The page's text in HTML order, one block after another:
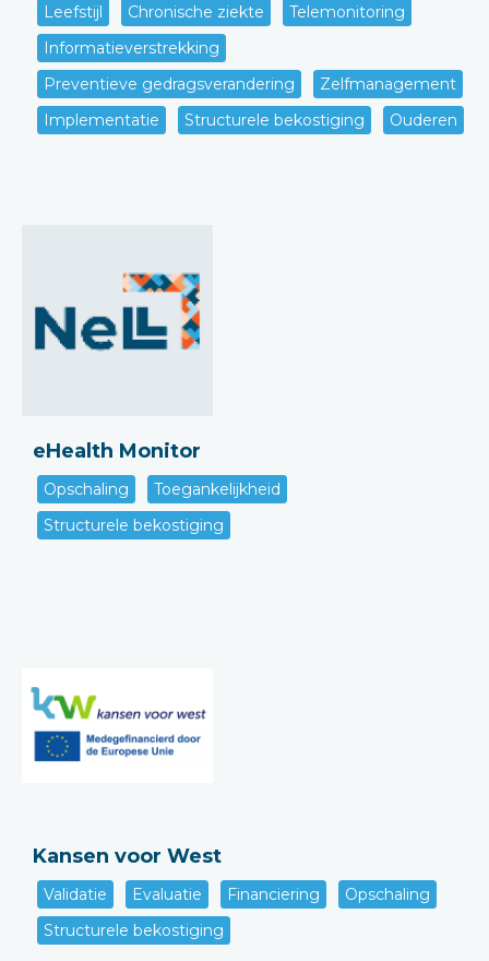
Leefstijl Chronische ziekte
Telemonitoring
Informatieverstrekking
Preventieve gedragsverandering
Zelfmanagement
Implementatie
Structurele bekostiging Ouderen
eHealth Monitor
Opschaling
Toegankelijkheid
Structurele bekostiging
Kansen voor West
Validatie Evaluatie Financiering
Opschaling
Structurele bekostiging